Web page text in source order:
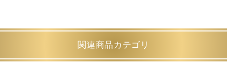
関連商品カテゴリ